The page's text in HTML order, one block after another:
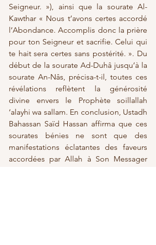
Seigneur. »), ainsi que la sourate Al-
Kawthar « Nous t’avons certes accordé
l’Abondance. Accomplis donc la prière
pour ton Seigneur et sacrifie. Celui qui
te hait sera certes sans postérité. ». Du
début de la sourate Ad-Duhâ jusqu’à la
sourate An-Nâs, précisa-t-il, toutes ces
révélations reflètent la générosité
divine envers le Prophète soillallah
‘alayhi wa sallam. En conclusion, Ustadh
Bahassan Saïd Hassan affirma que ces
sourates bénies ne sont que des
manifestations éclatantes des faveurs
accordées par Allah à Son Messager